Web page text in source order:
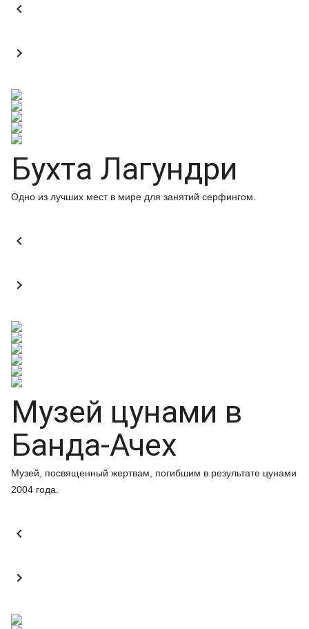


Бухта Лагундри
Одно из лучших мест в мире для занятий серфингом.


Музей цунами в
Банда-Ачех
Музей, посвященный жертвам, погибшим в результате цунами
2004 года.

